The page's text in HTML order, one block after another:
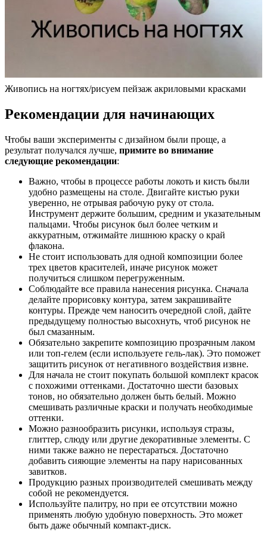
Живопись на ногтях/рисуем пейзаж акриловыми красками
Рекомендации для начинающих
Чтобы ваши эксперименты с дизайном были проще, а
результат получался лучше, примите во внимание
следующие рекомендации:
Важно, чтобы в процессе работы локоть и кисть были
удобно размещены на столе. Двигайте кистью руки
уверенно, не отрывая рабочую руку от стола.
Инструмент держите большим, средним и указательным
пальцами. Чтобы рисунок был более четким и
аккуратным, отжимайте лишнюю краску о край
флакона.
Не стоит использовать для одной композиции более
трех цветов красителей, иначе рисунок может
получиться слишком перегруженным.
Соблюдайте все правила нанесения рисунка. Сначала
делайте прорисовку контура, затем закрашивайте
контуры. Прежде чем наносить очередной слой, дайте
предыдущему полностью высохнуть, чтоб рисунок не
был смазанным.
Обязательно закрепите композицию прозрачным лаком
или топ-гелем (если используете гель-лак). Это поможет
защитить рисунок от негативного воздействия извне.
Для начала не стоит покупать большой комплект красок
с похожими оттенками. Достаточно шести базовых
тонов, но обязательно должен быть белый. Можно
смешивать различные краски и получать необходимые
оттенки.
Можно разнообразить рисунки, используя стразы,
глиттер, слюду или другие декоративные элементы. С
ними также важно не перестараться. Достаточно
добавить сияющие элементы на пару нарисованных
завитков.
Продукцию разных производителей смешивать между
собой не рекомендуется.
Используйте палитру, но при ее отсутствии можно
применять любую удобную поверхность. Это может
быть даже обычный компакт-диск.